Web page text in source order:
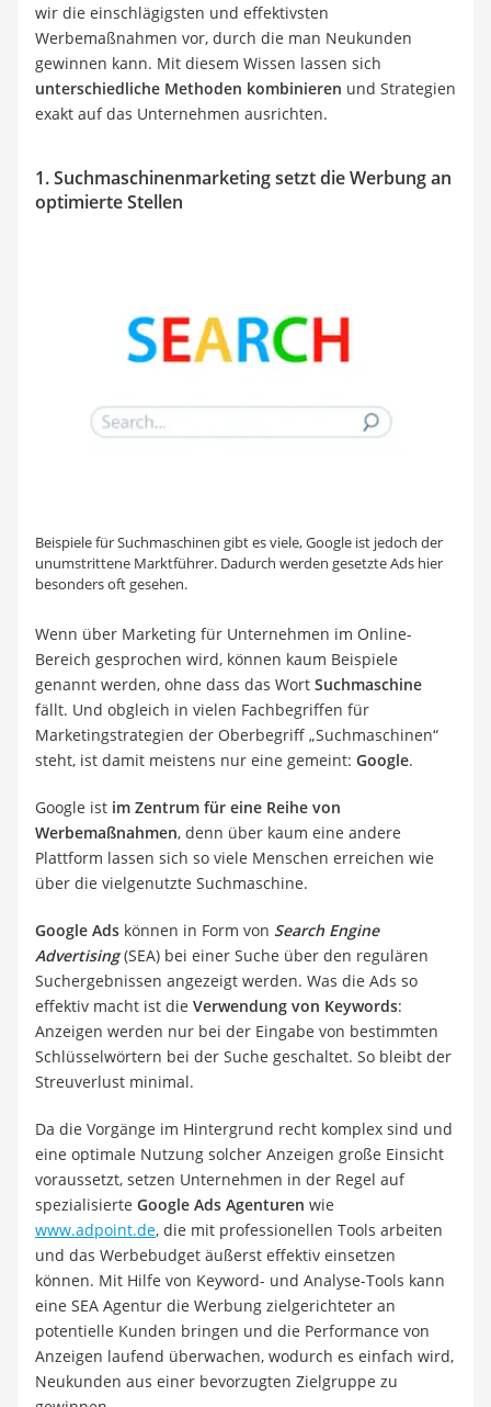
wir die einschlägigsten und effektivsten
Werbemaßnahmen vor, durch die man Neukunden
gewinnen kann. Mit diesem Wissen lassen sich
unterschiedliche Methoden kombinieren und Strategien
exakt auf das Unternehmen ausrichten.
1. Suchmaschinenmarketing setzt die Werbung an
optimierte Stellen
Beispiele für Suchmaschinen gibt es viele, Google ist jedoch der
unumstrittene Marktführer. Dadurch werden gesetzte Ads hier
besonders oft gesehen.
Wenn über Marketing für Unternehmen im Online-
Bereich gesprochen wird, können kaum Beispiele
genannt werden, ohne dass das Wort Suchmaschine
fällt. Und obgleich in vielen Fachbegriffen für
Marketingstrategien der Oberbegriff „Suchmaschinen“
steht, ist damit meistens nur eine gemeint: Google.
Google ist im Zentrum für eine Reihe von
Werbemaßnahmen, denn über kaum eine andere
Plattform lassen sich so viele Menschen erreichen wie
über die vielgenutzte Suchmaschine.
Google Ads können in Form von Search Engine
Advertising(SEA) bei einer Suche über den regulären
Suchergebnissen angezeigt werden. Was die Ads so
effektiv macht ist die Verwendung von Keywords:
Anzeigen werden nur bei der Eingabe von bestimmten
Schlüsselwörtern bei der Suche geschaltet. So bleibt der
Streuverlust minimal.
Da die Vorgänge im Hintergrund recht komplex sind und
eine optimale Nutzung solcher Anzeigen große Einsicht
voraussetzt, setzen Unternehmen in der Regel auf
spezialisierte Google Ads Agenturen wie
www.adpoint.de, die mit professionellen Tools arbeiten
und das Werbebudget äußerst effektiv einsetzen
können. Mit Hilfe von Keyword- und Analyse-Tools kann
eine SEA Agentur die Werbung zielgerichteter an
potentielle Kunden bringen und die Performance von
Anzeigen laufend überwachen, wodurch es einfach wird,
Neukunden aus einer bevorzugten Zielgruppe zu